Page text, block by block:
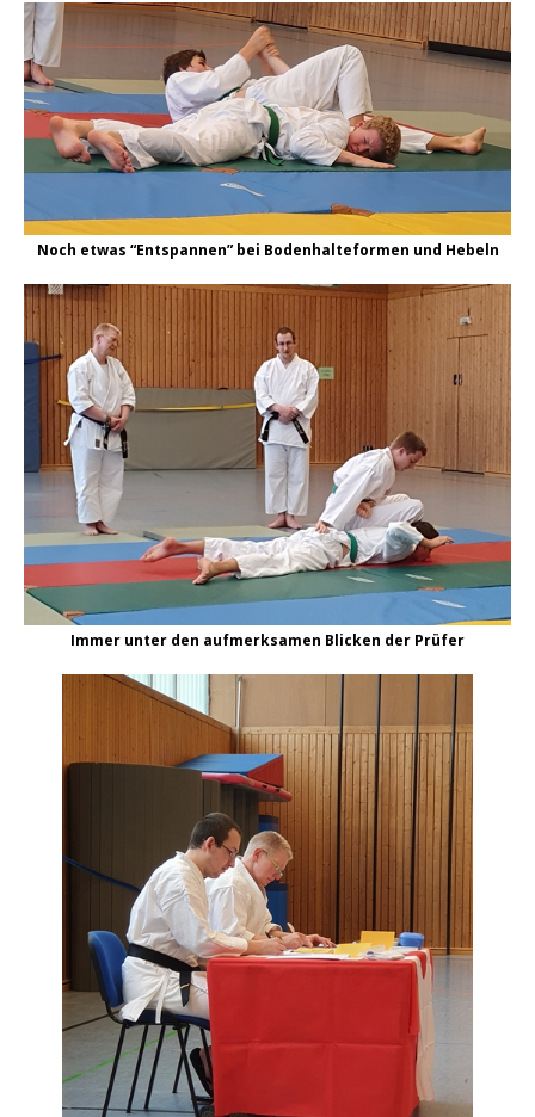
Noch etwas “Entspannen” bei Bodenhalteformen und Hebeln
Immer unter den aufmerksamen Blicken der Prüfer